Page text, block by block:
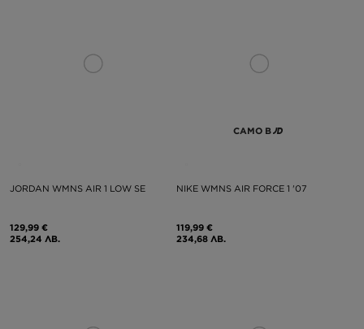
JORDAN WMNS AIR 1 LOW SE
129,99 €
254,24 ЛВ.
САМО В
NIKE WMNS AIR FORCE 1 '07
119,99 €
234,68 ЛВ.